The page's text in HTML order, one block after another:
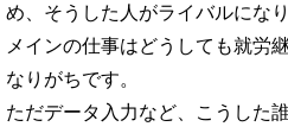
め、そうした人がライバルにな
メインの仕事はどうしても就労
なりがちです。
ただデータ入力など、こうした